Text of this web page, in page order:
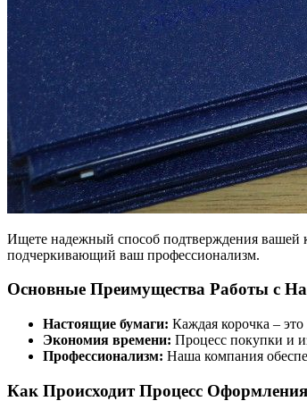
Ищете надежный способ подтверждения вашей
подчеркивающий ваш профессионализм.
Основные Преимущества Работы с
Настоящие бумаги: Каждая корочка –
Экономия времени: Процесс покупки и
Профессионализм: Наша компания
Как Происходит Процесс Оформления